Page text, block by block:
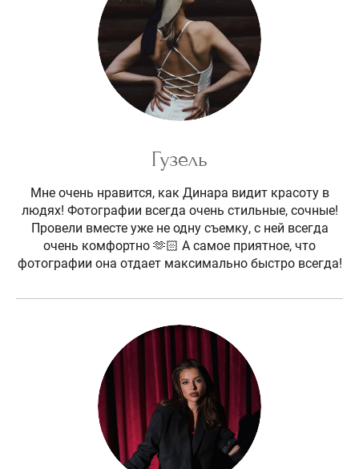
Гузель
Мне очень нравится, как Динара видит красоту в
людях! Фотографии всегда очень стильные, сочные!
Провели вместе уже не одну съемку, с ней всегда
очень комфортно 🫶🏻 А самое приятное, что
фотографии она отдает максимально быстро всегда!